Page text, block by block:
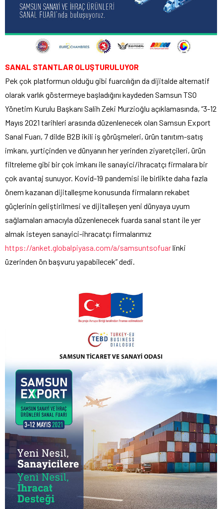
SANAL STANTLAR OLUŞTURULUYOR
Pek çok platformun olduğu gibi fuarcılığın da dijitalde alternatif
olarak varlık göstermeye başladığını kaydeden Samsun TSO
Yönetim Kurulu Başkanı Salih Zeki Murzioğlu açıklamasında, “3-12
Mayıs 2021 tarihleri arasında düzenlenecek olan Samsun Export
Sanal Fuarı, 7 dilde B2B ikili iş görüşmeleri, ürün tanıtım-satış
imkanı, yurtiçinden ve dünyanın her yerinden ziyaretçileri, ürün
filtreleme gibi bir çok imkanı ile sanayici/ihracatçı firmalara bir
çok avantaj sunuyor. Kovid-19 pandemisi ile birlikte daha fazla
önem kazanan dijitalleşme konusunda firmaların rekabet
güçlerinin geliştirilmesi ve dijitalleşen yeni dünyaya uyum
sağlamaları amacıyla düzenlenecek fuarda sanal stant ile yer
almak isteyen sanayici-ihracatçı firmalarımız
https://anket.globalpiyasa.com/a/samsuntsofuarlinki
üzerinden ön başvuru yapabilecek” dedi.